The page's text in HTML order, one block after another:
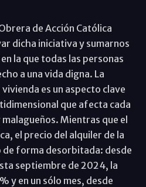
de Acción Católica
dicha iniciativa y sumarnos
la que todas las personas
a una vida digna. La
es un aspecto clave
que afecta cada
malagueños. Mientras que el
el precio del alquiler de la
de forma desorbitada: desde
septiembre de 2024, la
y en un sólo mes, desde